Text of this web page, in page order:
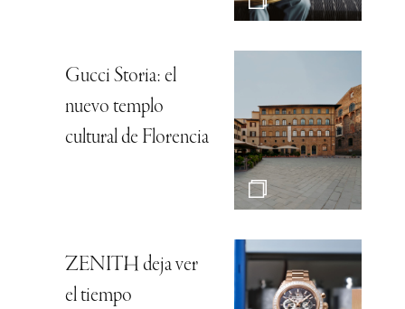
Gucci Storia: el
nuevo templo
cultural de Florencia
ZENITH deja ver
el tiempo